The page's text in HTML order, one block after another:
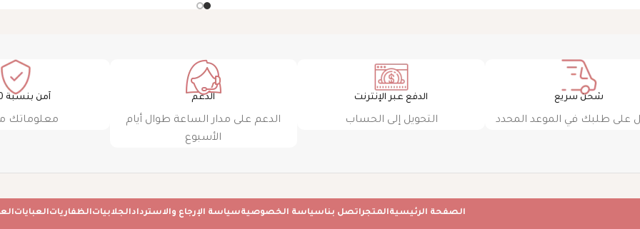
شحن سريع
على طلبك في الموعد المحدد
الدفع عبر الإنترنت
التحويل إلى الحساب
الدعم
الدعم على مدار الساعة طوال أيام
الأسبوع
آمن بنسبة 100٪
معلوماتك
الصفحة الرئيسيةالمتجراتصل بناسياسة الخصوصيةسياسة الإرجاع والاستردادالجلابياتالظفارياتالعبايات